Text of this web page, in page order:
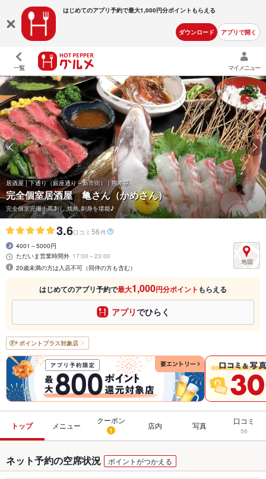
はじめてのアプリ予約で最大1,000円分ポイントもらえる
ダウンロード アプリで開く
一覧 マイメニュー
居酒屋 | 下通り（銀座通り～新市街） | 熊本県
完全個室居酒屋 亀さん（かめさん）
完全個室完備！馬刺し,焼鳥,刺身を堪能♪
3.6口コミ 56件
4001～5000円
ただいま営業時間外 17:00～23:00
20歳未満の方は入店不可（同伴の方も含む）
はじめてのアプリ予約で最大1,000円分ポイント もらえる
アプリでひらく
ポイントプラス対象店
トップ メニュー
クーポン
1 店内 写真 口コミ
56
ネット予約の空席状況 ポイントがつかえる